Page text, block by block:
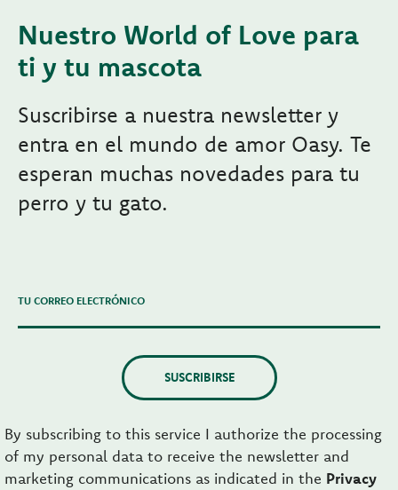
Nuestro World of Love para
ti y tu mascota
Suscribirse a nuestra newsletter y
entra en el mundo de amor Oasy. Te
esperan muchas novedades para tu
perro y tu gato.
TU CORREO ELECTRÓNICO
SUSCRIBIRSE
By subscribing to this service I authorize the processing
of my personal data to receive the newsletter and
marketing communications as indicated in the Privacy